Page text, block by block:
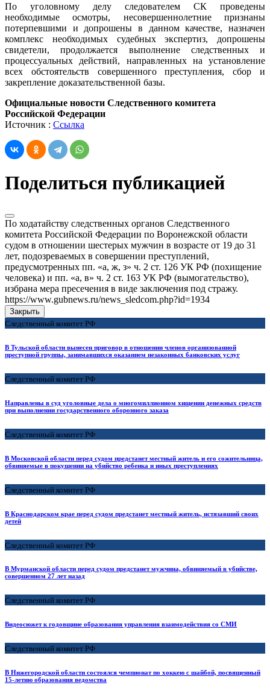
По уголовному делу следователем СК проведены
необходимые осмотры, несовершеннолетние признаны
потерпевшими и допрошены в данном качестве, назначен
комплекс необходимых судебных экспертиз, допрошены
свидетели, продолжается выполнение следственных и
процессуальных действий, направленных на установление
всех обстоятельств совершенного преступления, сбор и
закрепление доказательственной базы.
Официальные новости Следственного комитета
Российской Федерации
Источник : Ссылка
Поделиться публикацией
По ходатайству следственных органов Следственного
комитета Российской Федерации по Воронежской области
судом в отношении шестерых мужчин в возрасте от 19 до 31
лет, подозреваемых в совершении преступлений,
предусмотренных пп. «а, ж, з» ч. 2 ст. 126 УК РФ (похищение
человека) и пп. «а, в» ч. 2 ст. 163 УК РФ (вымогательство),
избрана мера пресечения в виде заключения под стражу.
https://www.gubnews.ru/news_sledcom.php?id=1934
Закрыть
Следственный комитет РФ
В Тульской области вынесен приговор в отношении членов организованной
преступной группы, занимавшихся оказанием незаконных банковских услуг
Следственный комитет РФ
Направлены в суд уголовные дела о многомиллионном хищении денежных средств
при выполнении государственного оборонного заказа
Следственный комитет РФ
В Московской области перед судом предстанет местный житель и его сожительница,
обвиняемые в покушении на убийство ребенка и иных преступлениях
Следственный комитет РФ
В Краснодарском крае перед судом предстанет местный житель, истязавший своих
детей
Следственный комитет РФ
В Мурманской области перед судом предстанет мужчина, обвиняемый в убийстве,
совершенном 27 лет назад
Следственный комитет РФ
Видеосюжет к годовщине образования управления взаимодействия со СМИ
Следственный комитет РФ
В Нижегородской области состоялся чемпионат по хоккею с шайбой, посвященный
15-летию образования ведомства